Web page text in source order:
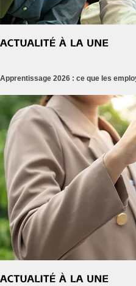
Apprentissage 2026 : ce que les